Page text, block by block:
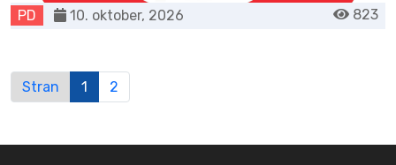
PD 823
10. oktober, 2026
Stran 1 2